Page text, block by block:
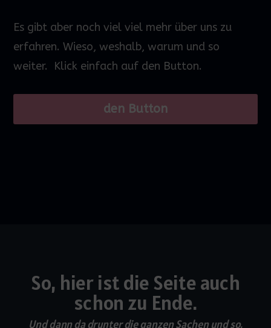
Es gibt aber noch viel viel mehr über uns zu
erfahren. Wieso, weshalb, warum und so
weiter.
Klick einfach auf den Button.
den Button
So, hier ist die Seite auch
schon zu Ende.
Und dann da drunter die ganzen Sachen und so.